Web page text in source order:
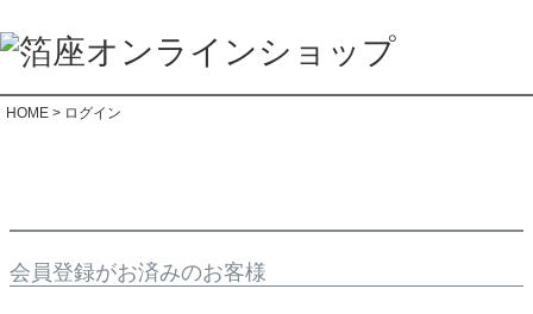
HOME ログイン
会員登録がお済みのお客様